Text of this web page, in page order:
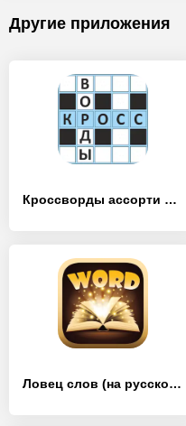
Другие приложения
Кроссворды ассорти на русском - [MOD Бесконечные деньги]
Ловец слов (на русском) - [MOD Много денег]